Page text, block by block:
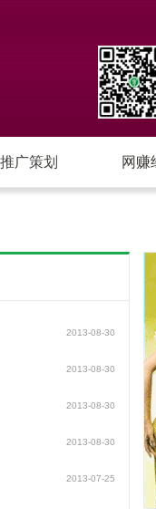
推广策划 网赚
2013-08-30
2013-08-30
2013-08-30
2013-08-30
2013-07-25